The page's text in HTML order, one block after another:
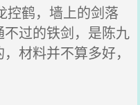
鹤，墙上的剑落
过的铁剑，是陈九
材料并不算多好，